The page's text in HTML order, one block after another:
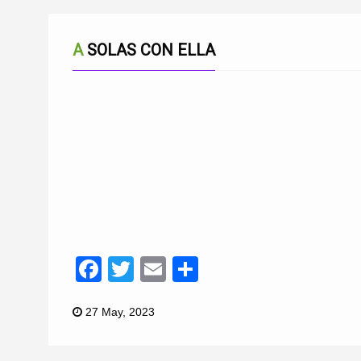
A SOLAS CON ELLA
Facebook
TwitterEmail
27 May, 2023